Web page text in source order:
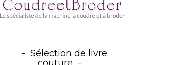
Sélection de livre